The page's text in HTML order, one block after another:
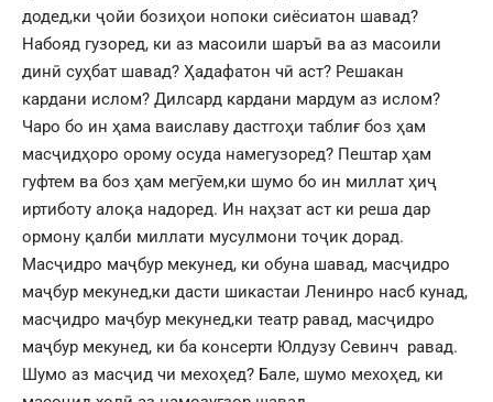
додед,ки ҷойи бозиҳои нопоки сиёсиатон шавад?
Набояд гузоред, ки аз масоили шаръӣ ва аз масоили
динӣ суҳбат шавад? Ҳадафатон чӣ аст? Решакан
кардани ислом? Дилсард кардани мардум аз ислом?
Чаро бо ин ҳама ваиславу дастгоҳи таблиғ боз ҳам
масҷидҳоро орому осуда намегузоред? Пештар ҳам
гуфтем ва боз ҳам мегӯем,ки шумо бо ин миллат ҳиҷ
иртиботу алоқа надоред. Ин наҳзат аст ки реша дар
ормону қалби миллати мусулмони тоҷик дорад.
Масҷидро маҷбур мекунед, ки обуна шавад, масҷидро
маҷбур мекунед,ки дасти шикастаи Ленинро насб кунад,
масҷидро маҷбур мекунед,ки театр равад, масҷидро
маҷбур мекунед, ки ба консерти Юлдузу Севинч равад.
Шумо аз масҷид чи мехоҳед? Бале, шумо мехоҳед, ки